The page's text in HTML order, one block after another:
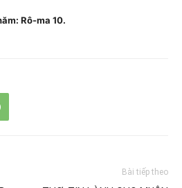
Rô-ma 10.
Bài tiếp theo